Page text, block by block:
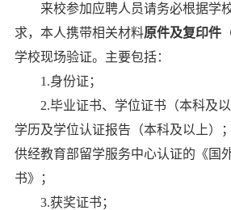
来校参加应聘人员请务必根据学
求，本人携带相关材料原件及复印件
学校现场验证。主要包括：
1.身份证；
2.毕业证书、学位证书（本科及
学历及学位认证报告（本科及以上）
供经教育部留学服务中心认证的《国
书》；
3.获奖证书；